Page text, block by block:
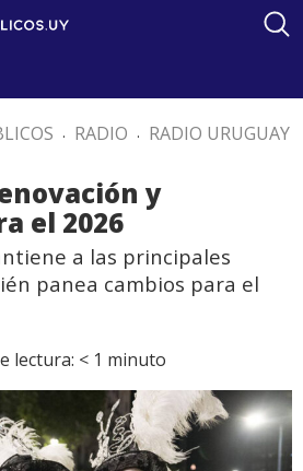
. RADIO . RADIO URUGUAY
y
el 2026
a las principales
panea cambios para el
lectura: < 1 minuto